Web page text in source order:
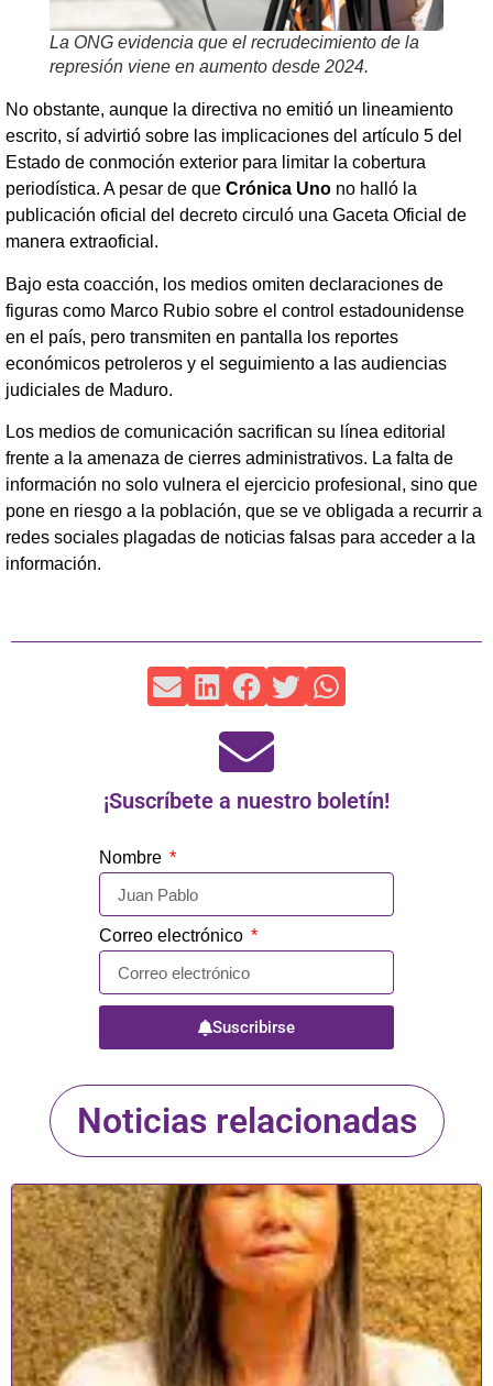
La ONG evidencia que el recrudecimiento de la
represión viene en aumento desde 2024.
No obstante, aunque la directiva no emitió un lineamiento
escrito, sí advirtió sobre las implicaciones del artículo 5 del
Estado de conmoción exterior para limitar la cobertura
periodística. A pesar de que Crónica Uno no halló la
publicación oficial del decreto circuló una Gaceta Oficial de
manera extraoficial.
Bajo esta coacción, los medios omiten declaraciones de
figuras como Marco Rubio sobre el control estadounidense
en el país, pero transmiten en pantalla los reportes
económicos petroleros y el seguimiento a las audiencias
judiciales de Maduro.
Los medios de comunicación sacrifican su línea editorial
frente a la amenaza de cierres administrativos. La falta de
información no solo vulnera el ejercicio profesional, sino que
pone en riesgo a la población, que se ve obligada a recurrir a
redes sociales plagadas de noticias falsas para acceder a la
información.
¡Suscríbete a nuestro boletín!
Nombre
Correo electrónico
Suscribirse
Noticias relacionadas